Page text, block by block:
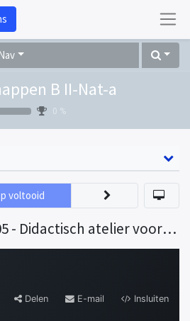
B II-Nat-a
0 %
atelier voortplanting - presentatie
voltooid